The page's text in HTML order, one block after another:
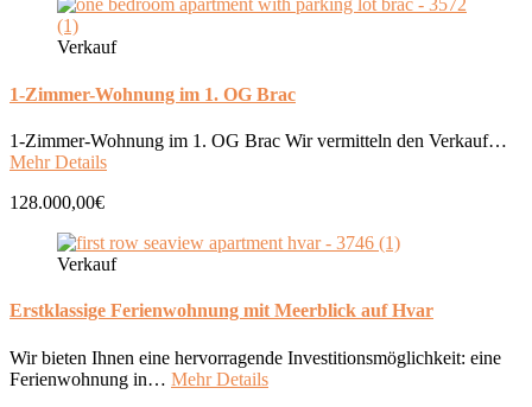
Verkauf
1-Zimmer-Wohnung im 1. OG Brac
1-Zimmer-Wohnung im 1. OG Brac Wir vermitteln den Verkauf…
Mehr Details
128.000,00€
Verkauf
Erstklassige Ferienwohnung mit Meerblick auf Hvar
Wir bieten Ihnen eine hervorragende Investitionsmöglichkeit: eine
Ferienwohnung in… Mehr Details